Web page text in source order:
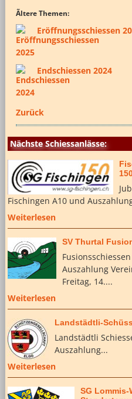
Ãltere Themen:
Eröffnungsschiessen
Endschiessen 2024
Zurück
Nächste Schiessanlässe:
Fischingen A10 und
Weiterlesen
SV Thurtal
Auszahlung
Freitag, 14....
Weiterlesen
Landstädtli-
Landstädtli
Auszahlung...
Weiterlesen
SG Lommis-